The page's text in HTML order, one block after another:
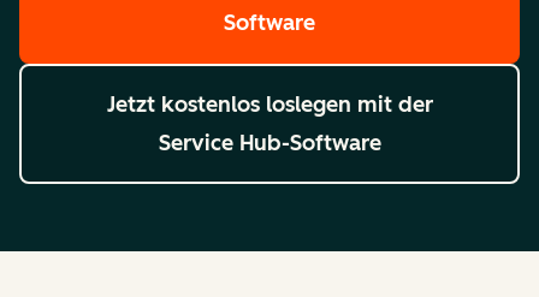
Software
Jetzt kostenlos loslegen mit der
Service Hub-Software